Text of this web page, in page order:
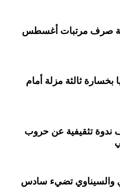
صرف مرتبات أغسطس
ثالثة مزلة أمام
ندوة تثقيفية عن حروب
والسيناوي تضيء سادس